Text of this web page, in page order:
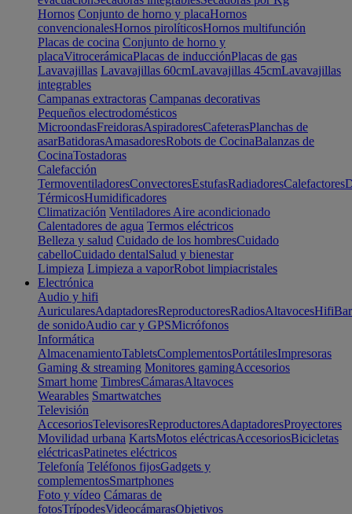
Hornos Conjunto de horno y placaHornos
convencionalesHornos pirolíticosHornos multifunción
Placas de cocina Conjunto de horno y
placaVitrocerámicaPlacas de inducciónPlacas de gas
Lavavajillas Lavavajillas 60cmLavavajillas 45cmLavavajillas
integrables
Campanas extractoras Campanas decorativas
Pequeños electrodomésticos
MicroondasFreidorasAspiradoresCafeterasPlanchas de
asarBatidorasAmasadoresRobots de CocinaBalanzas de
CocinaTostadoras
Calefacción
TermoventiladoresConvectoresEstufasRadiadoresCalefactores
TérmicosHumidificadores
Climatización Ventiladores Aire acondicionado
Calentadores de agua Termos eléctricos
Belleza y salud Cuidado de los hombresCuidado
cabelloCuidado dentalSalud y bienestar
Limpieza Limpieza a vaporRobot limpiacristales
Electrónica
Audio y hifi
AuricularesAdaptadoresReproductoresRadiosAltavocesHifi
de sonidoAudio car y GPSMicrófonos
Informática
AlmacenamientoTabletsComplementosPortátilesImpresoras
Gaming & streaming Monitores gamingAccesorios
Smart home TimbresCámarasAltavoces
Wearables Smartwatches
Televisión
AccesoriosTelevisoresReproductoresAdaptadoresProyectores
Movilidad urbana KartsMotos eléctricasAccesoriosBicicletas
eléctricasPatinetes eléctricos
Telefonía Teléfonos fijosGadgets y
complementosSmartphones
Foto y vídeo Cámaras de
fotosTrípodesVideocámarasObjetivos